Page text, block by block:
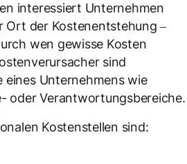
interessiert Unternehmen
Ort der Kostenentstehung –
wen gewisse Kosten
sind
eines Unternehmens wie
oder Verantwortungsbereiche.
Kostenstellen sind: